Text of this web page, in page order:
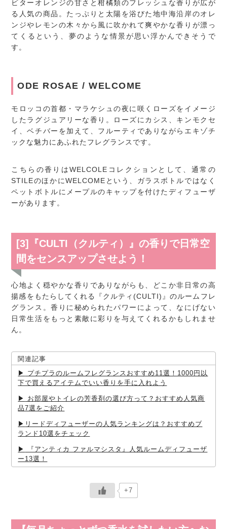
ビターオレンジの甘さと柑橘類のフレッシュな香りが広が
る人気の商品。たっぷりと太陽を浴びた地中海沿岸のオレ
ンジやレモンの木々から風に吹かれて爽やかな香りが漂っ
てくるという、夢のような情景が思い浮かんできそうで
す。
ODE ROSAE / WELCOME
モロッコの首都・マラケシュの夜に咲くローズをイメージ
したラグジュアリーな香り。ローズにカシス、キンモクセ
イ、ベチバーを加えて、フルーティでありながらエキゾチ
ックな魅力にあふれたフレグランスです。
こちらの香りはWELCOLEコレクションとして、通常の
STILEのほかにWELCOMEという、ガラスボトルではなく
ペットボトルにメープルのキャップを付けたディフューザ
ーがあります。
[3]『CULTI（クルティ）』の香りで日常空
間をセンスアップさせよう！
心地よく穏やかな香りでありながらも、どこか非日常の高
揚感をもたらしてくれる『クルティ(CULTI)』のルームフレ
グランス。香りに秘められたパワーによって、なにげない
日常生活をもっと素敵に彩りを与えてくれるかもしれませ
ん。
関連記事
プチプラのルームフレグランスおすすめ11選！1000円以
下で買えるアイテムでいい香りを手に入れよう
お部屋やトイレの芳香剤の選び方って？おすすめ人気商
品7選をご紹介
リードディフューザーの人気ランキングは？おすすめブ
ランド10選をチェック
『アンティカ ファルマシスタ』人気ルームディフューザ
ー13選！
+7